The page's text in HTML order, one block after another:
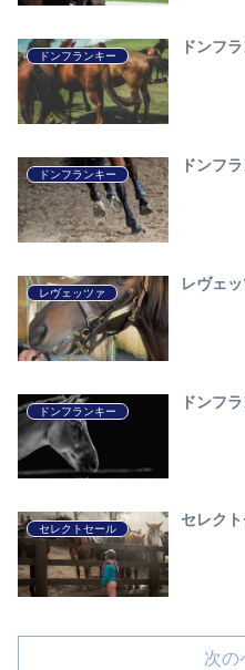
ドンフランキー
ドンフ
ドンフランキー
ドンフ
レヴェッツァ
レヴェ
ドンフランキー
ドンフ
セレクトセール
セレク
次の